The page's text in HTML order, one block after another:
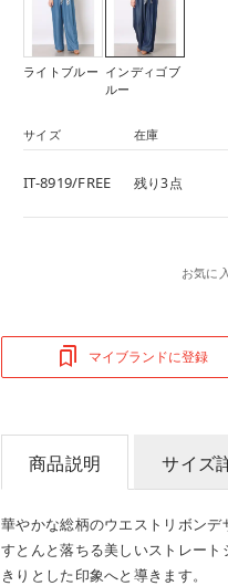
ライトブルー インディゴブ
ルー
サイズ 在庫
IT-8919/FREE 残り3点
お気に
マイブランドに登録
商品説明 サイズ
華やかな総柄のウエストリボンデ
すとんと落ちる美しいストレー
きりとした印象へと導きます。